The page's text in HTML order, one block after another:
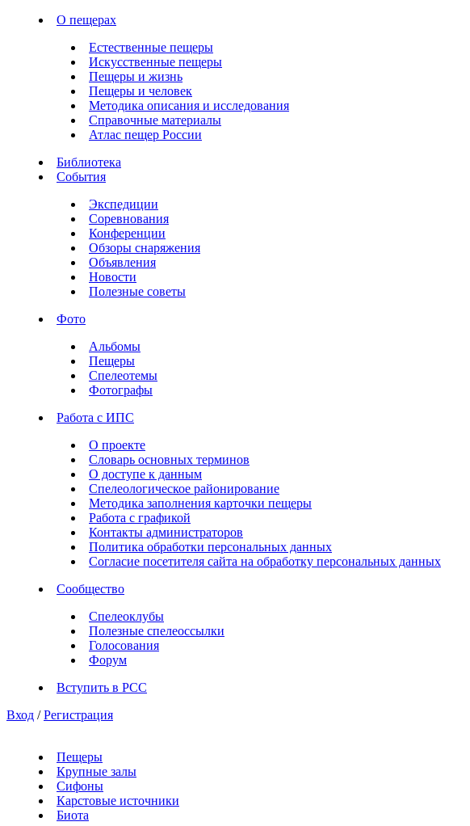
О пещерах
Естественные пещеры
Искусственные пещеры
Пещеры и жизнь
Пещеры и человек
Методика описания и исследования
Справочные материалы
Атлас пещер России
Библиотека
События
Экспедиции
Соревнования
Конференции
Обзоры снаряжения
Объявления
Новости
Полезные советы
Фото
Альбомы
Пещеры
Спелеотемы
Фотографы
Работа с ИПС
О проекте
Словарь основных терминов
О доступе к данным
Спелеологическое районирование
Методика заполнения карточки пещеры
Работа с графикой
Контакты администраторов
Политика обработки персональных данных
Согласие посетителя сайта на обработку персональных данных
Сообщество
Спелеоклубы
Полезные спелеоссылки
Голосования
Форум
Вступить в РСС
Вход / Регистрация
Пещеры
Крупные залы
Сифоны
Карстовые источники
Биота